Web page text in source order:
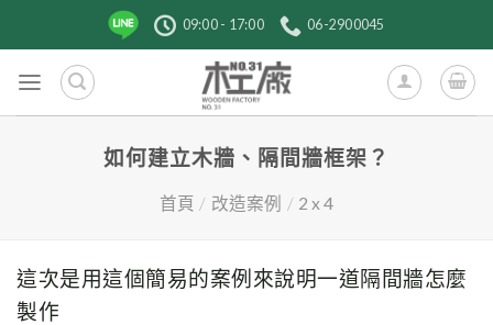
09:00 - 17:00 06-2900045
如何建立木牆、隔間牆框架？
首頁 / 改造案例 / 2 x 4
這次是用這個簡易的案例來說明一道隔間牆怎麼
製作